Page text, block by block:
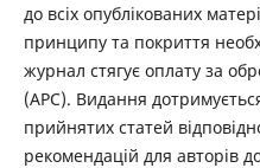
до всіх опублікованих
принципу та покриття
журнал стягує оплату за
(APC). Видання
прийнятих статей
рекомендацій для авторів